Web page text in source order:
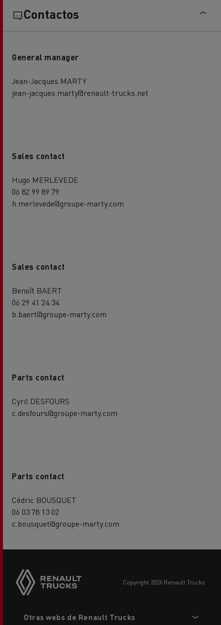
Contactos
General manager
Jean-Jacques MARTY
jean-jacques.marty@renault-trucks.net
Sales contact
Hugo MERLEVEDE
06 82 99 89 79
h.merlevede@groupe-marty.com
Sales contact
Benoît BAERT
06 29 41 24 34
b.baert@groupe-marty.com
Parts contact
Cyril DESFOURS
c.desfours@groupe-marty.com
Parts contact
Cédric BOUSQUET
06 03 78 13 02
c.bousquet@groupe-marty.com
copyright 2026 Renault Trucks
menu
Otras webs de Renault Trucks